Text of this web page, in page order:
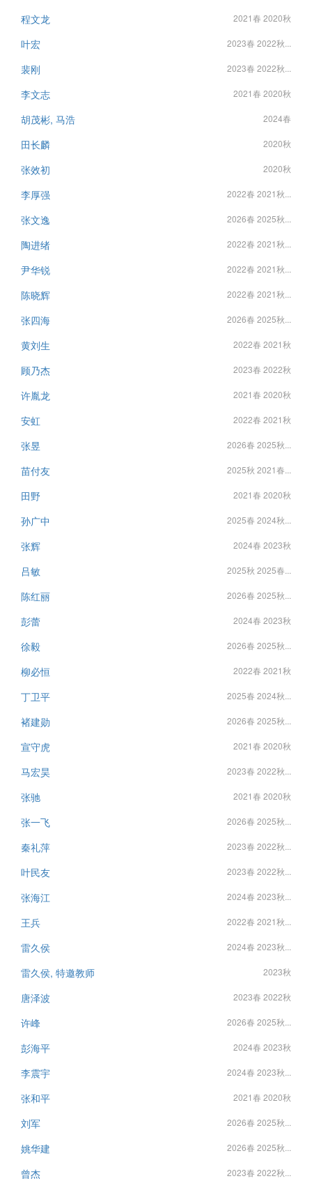
程文龙
2021春 2020秋
叶宏 2023春 2022秋...
裴刚 2023春 2022秋...
李文志 2021春 2020秋
胡茂彬, 马浩 2024春
田长麟 2020秋
张效初 2020秋
李厚强 2022春 2021秋...
张文逸 2026春 2025秋...
陶进绪 2022春 2021秋...
尹华锐 2022春 2021秋...
陈晓辉 2022春 2021秋...
张四海 2026春 2025秋...
黄刘生 2022春 2021秋
顾乃杰 2023春 2022秋
许胤龙 2021春 2020秋
安虹 2022春 2021秋
张昱 2026春 2025秋...
苗付友 2025秋 2021春...
田野 2021春 2020秋
孙广中 2025春 2024秋...
张辉 2024春 2023秋
吕敏 2025秋 2025春...
陈红丽 2026春 2025秋...
彭蕾 2024春 2023秋
徐毅 2026春 2025秋...
柳必恒 2022春 2021秋
丁卫平 2025春 2024秋...
褚建勋 2026春 2025秋...
宣守虎 2021春 2020秋
马宏昊 2023春 2022秋...
张驰 2021春 2020秋
张一飞 2026春 2025秋...
秦礼萍 2023春 2022秋...
叶民友 2023春 2022秋...
张海江 2024春 2023秋...
王兵 2022春 2021秋...
雷久侯 2024春 2023秋...
雷久侯, 特邀教师 2023秋
唐泽波 2023春 2022秋
许峰 2026春 2025秋...
彭海平 2024春 2023秋
李震宇 2024春 2023秋...
张和平 2021春 2020秋
刘军 2026春 2025秋...
姚华建 2026春 2025秋...
曾杰 2023春 2022秋...